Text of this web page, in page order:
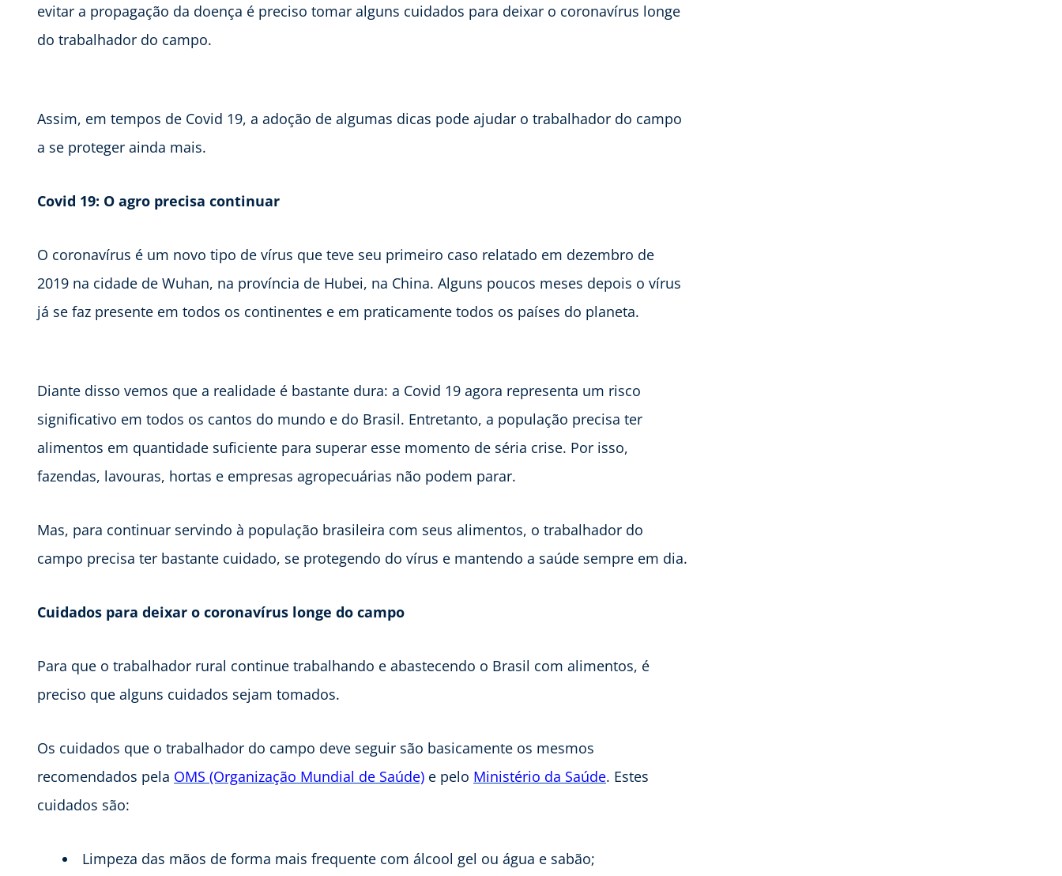
evitar a propagação da doença é preciso tomar alguns cuidados para deixar o coronavírus longe
do trabalhador do campo.
Assim, em tempos de Covid 19, a adoção de algumas dicas pode ajudar o trabalhador do campo
a se proteger ainda mais.
Covid 19: O agro precisa continuar
O coronavírus é um novo tipo de vírus que teve seu primeiro caso relatado em dezembro de
2019 na cidade de Wuhan, na província de Hubei, na China. Alguns poucos meses depois o vírus
já se faz presente em todos os continentes e em praticamente todos os países do planeta.
Diante disso vemos que a realidade é bastante dura: a Covid 19 agora representa um risco
significativo em todos os cantos do mundo e do Brasil. Entretanto, a população precisa ter
alimentos em quantidade suficiente para superar esse momento de séria crise. Por isso,
fazendas, lavouras, hortas e empresas agropecuárias não podem parar.
Mas, para continuar servindo à população brasileira com seus alimentos, o trabalhador do
campo precisa ter bastante cuidado, se protegendo do vírus e mantendo a saúde sempre em dia.
Cuidados para deixar o coronavírus longe do campo
Para que o trabalhador rural continue trabalhando e abastecendo o Brasil com alimentos, é
preciso que alguns cuidados sejam tomados.
Os cuidados que o trabalhador do campo deve seguir são basicamente os mesmos
recomendados pela OMS (Organização Mundial de Saúde) e pelo Ministério da Saúde. Estes
cuidados são:
Limpeza das mãos de forma mais frequente com álcool gel ou água e sabão;